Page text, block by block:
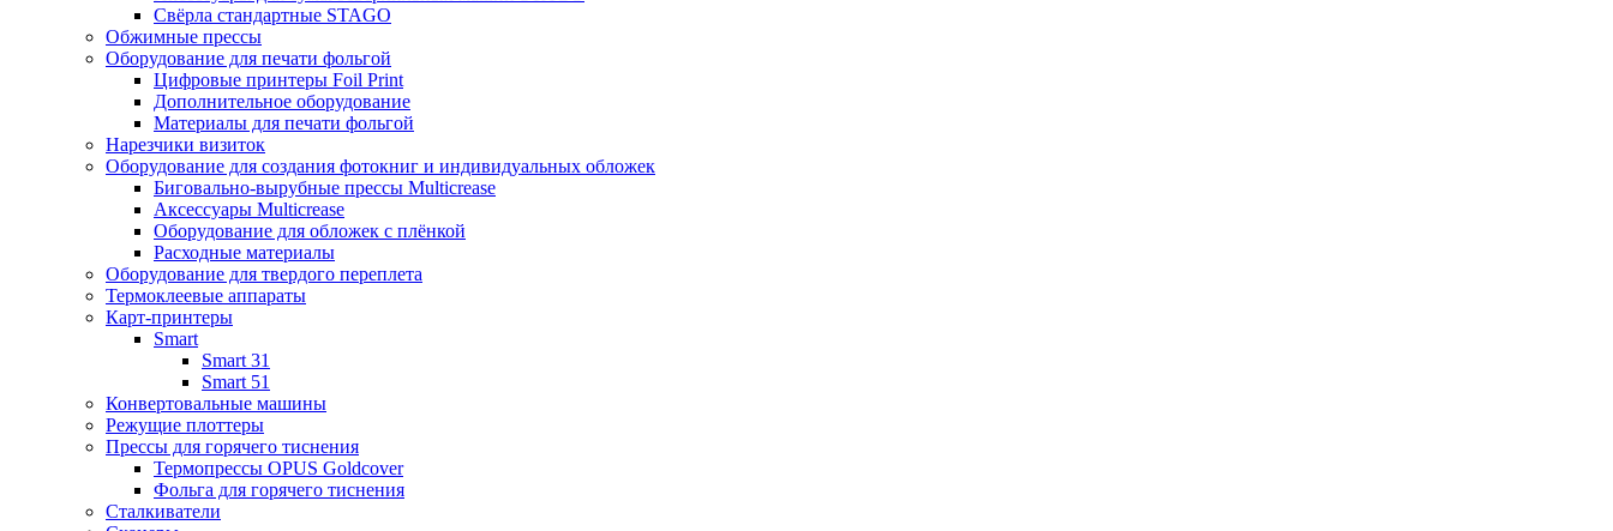
Свёрла стандартные STAGO
Обжимные прессы
Оборудование для печати фольгой
Цифровые принтеры Foil Print
Дополнительное оборудование
Материалы для печати фольгой
Нарезчики визиток
Оборудование для создания фотокниг и индивидуальных обложек
Биговально-вырубные прессы Multicrease
Аксессуары Multicrease
Оборудование для обложек с плёнкой
Расходные материалы
Оборудование для твердого переплета
Термоклеевые аппараты
Карт-принтеры
Smart
Smart 31
Smart 51
Конвертовальные машины
Режущие плоттеры
Прессы для горячего тиснения
Термопрессы OPUS Goldcover
Фольга для горячего тиснения
Сталкиватели